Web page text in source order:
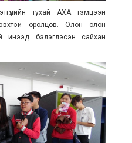
тухай АХА тэмцээн
оролцов. Олон олон
инээд бэлэглэсэн сайхан